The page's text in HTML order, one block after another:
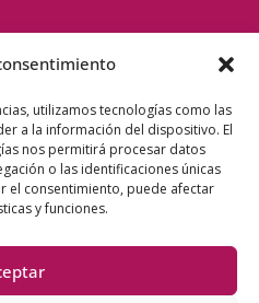
utilizamos tecnologías como las
a la información del dispositivo. El
nos permitirá procesar datos
o las identificaciones únicas
el consentimiento, puede afectar
y funciones.
COAC |Aviso
|Política de cookies
Noticias